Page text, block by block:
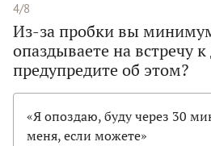
4/8
Из-за пробки вы
опаздываете на встречу
предупредите об этом?
«Я опоздаю, буду через 30
меня, если можете»